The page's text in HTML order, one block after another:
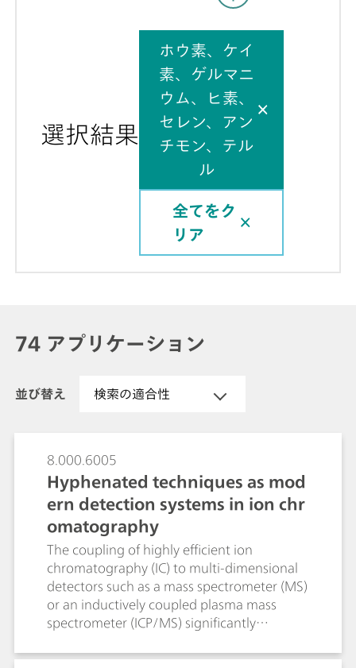
選択結果
ホウ素、ケイ
素、ゲルマニ
ウム、ヒ素、
セレン、アン
チモン、テル
ル
全てをク
リア
74 アプリケーション
並び替え 検索の適合性
8.000.6005
Hyphenated techniques as mod
ern detection systems in ion chr
omatography
The coupling of highly efficient ion
chromatography (IC) to multi-dimensional
detectors such as a mass spectrometer (MS)
or an inductively coupled plasma mass
spectrometer (ICP/MS) significantly
reducing possible matrix interference to the